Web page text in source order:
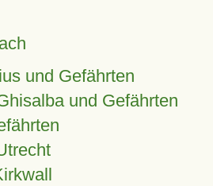
und Gefährten
und Gefährten